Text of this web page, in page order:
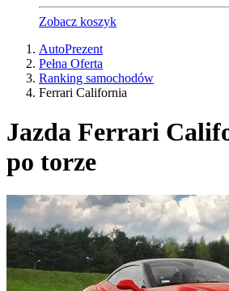
Zobacz koszyk
AutoPrezent
Pełna Oferta
Ranking samochodów
Ferrari California
Jazda Ferrari
po torze